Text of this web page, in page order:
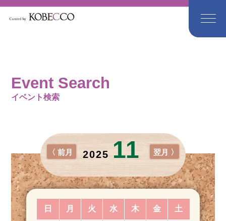
Event Search
イベント検索
2025 11
〈 前月 翌月 〉
日 月 火 水 木 金 土